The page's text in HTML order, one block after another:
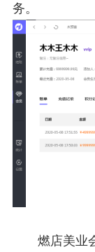
务。
燃店美业会